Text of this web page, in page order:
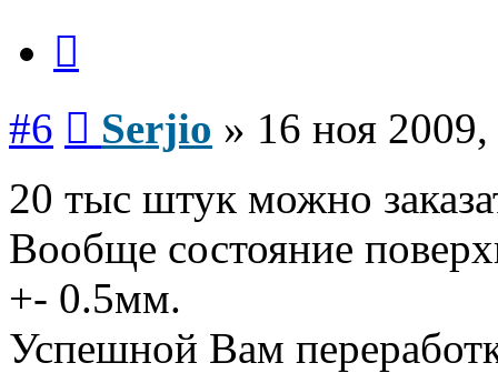
#6 Serjio » 16 ноя
20 тыс штук можно
Вообще состояние
+- 0.5мм.
Успешной Вам